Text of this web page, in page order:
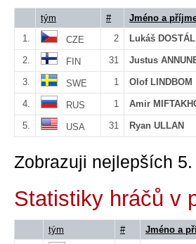
tým # Jméno a
1.
CZE 2 Lukáš DOSTÁL
2. FIN 31 Justus
3. SWE 1 Olof LINDBOM
4. RUS 1 Amir
5. USA 31 Ryan ULLAN
Zobrazuji nejlepších 5.
Statistiky hráčů v
tým # Jméno a